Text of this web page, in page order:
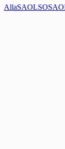
AllaSAOLSO